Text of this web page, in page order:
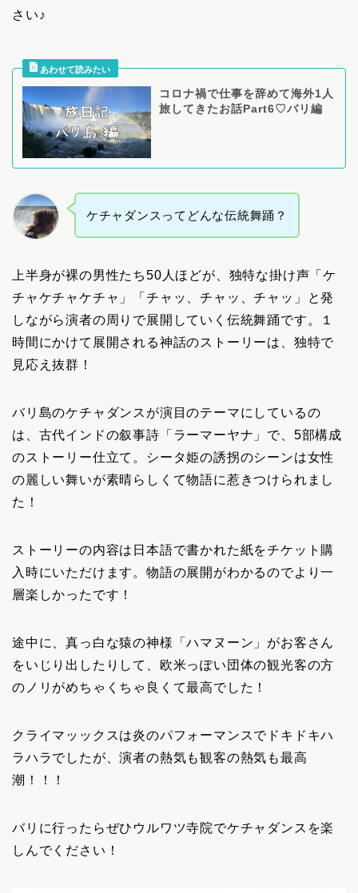
さい♪
コロナ禍で仕事を辞めて海外1人
旅してきたお話Part6♡バリ編
ケチャダンスってどんな伝統舞踊？
上半身が裸の男性たち50人ほどが、独特な掛け声「ケ
チャケチャケチャ」「チャッ、チャッ、チャッ」と発
しながら演者の周りで展開していく伝統舞踊です。１
時間にかけて展開される神話のストーリーは、独特で
見応え抜群！
バリ島のケチャダンスが演目のテーマにしているの
は、古代インドの叙事詩「ラーマーヤナ」で、5部構成
のストーリー仕立て。シータ姫の誘拐のシーンは女性
の麗しい舞いが素晴らしくて物語に惹きつけられまし
た！
ストーリーの内容は日本語で書かれた紙をチケット購
入時にいただけます。物語の展開がわかるのでより一
層楽しかったです！
途中に、真っ白な猿の神様「ハマヌーン」がお客さん
をいじり出したりして、欧米っぽい団体の観光客の方
のノリがめちゃくちゃ良くて最高でした！
クライマッックスは炎のパフォーマンスでドキドキハ
ラハラでしたが、演者の熱気も観客の熱気も最高
潮！！！
バリに行ったらぜひウルワツ寺院でケチャダンスを楽
しんでください！